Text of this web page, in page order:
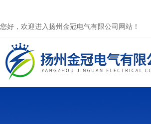
您好，欢迎进入扬州金冠电气有限公司网站！